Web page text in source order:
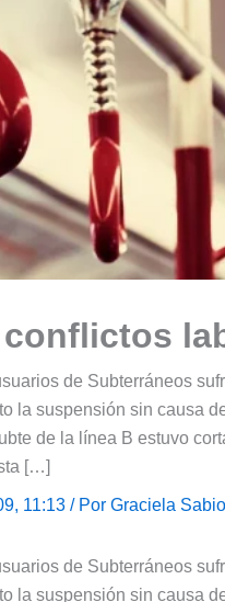
de Subterráneos
la suspensión sin causa
de la línea B estuvo
[…]
11:13 / Por Graciela Sabio
de Subterráneos
la suspensión sin causa